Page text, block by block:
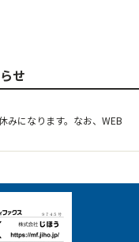
せ
みになります。なお、WEB